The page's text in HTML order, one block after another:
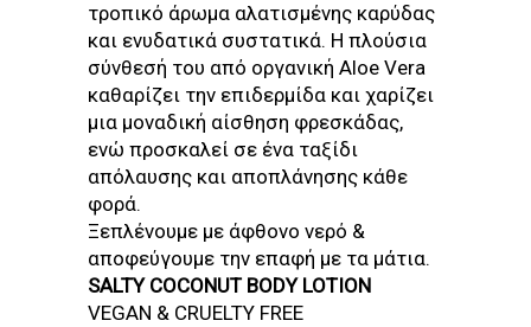
τροπικό άρωμα αλατισμένης καρύδας
και ενυδατικά συστατικά. H πλούσια
σύνθεσή του από οργανική Aloe Vera
καθαρίζει την επιδερμίδα και χαρίζει
μια μοναδική αίσθηση φρεσκάδας,
ενώ προσκαλεί σε ένα ταξίδι
απόλαυσης και αποπλάνησης κάθε
φορά.
Ξεπλένουμε με άφθονο νερό &
αποφεύγουμε την επαφή με τα μάτια.
SALTY COCONUT BODY LOTION
VEGAN & CRUELTY FREE